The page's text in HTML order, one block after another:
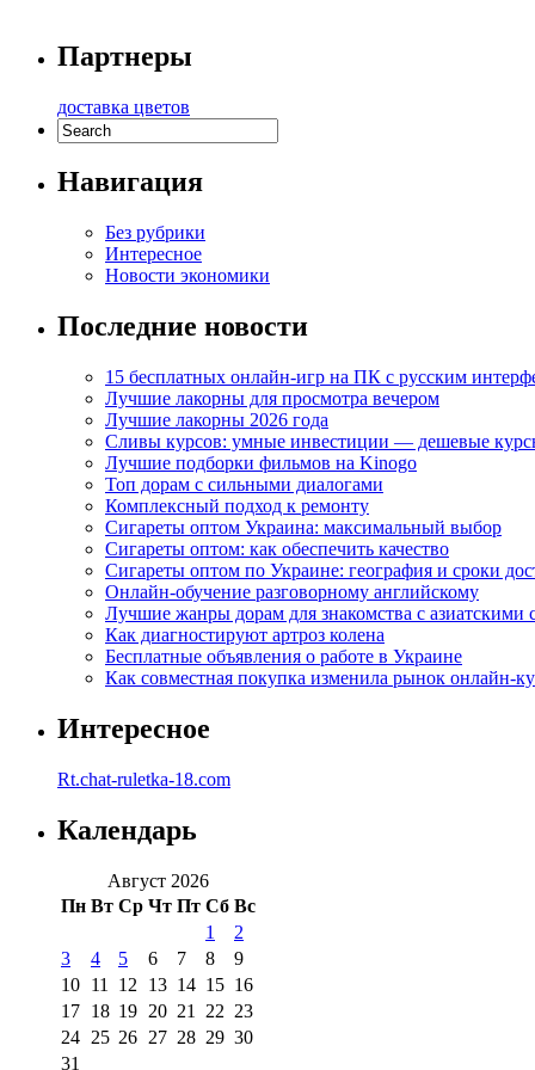
Партнеры
доставка цветов
Навигация
Без рубрики
Интересное
Новости экономики
Последние новости
15 бесплатных онлайн-игр на ПК с русским
Лучшие лакорны для просмотра вечером
Лучшие лакорны 2026 года
Сливы курсов: умные инвестиции — дешевые
Лучшие подборки фильмов на Kinogo
Топ дорам с сильными диалогами
Комплексный подход к ремонту
Сигареты оптом Украина: максимальный выбор
Сигареты оптом: как обеспечить качество
Сигареты оптом по Украине: география и сроки
Онлайн-обучение разговорному английскому
Лучшие жанры дорам для знакомства с азиатскими
Как диагностируют артроз колена
Бесплатные объявления о работе в Украине
Как совместная покупка изменила рынок онлайн-
Интересное
Rt.chat-ruletka-18.com
Календарь
Август 2026
Пн Вт Ср Чт Пт Сб Вс
1
2
3
4 5 6 7 8
9
10 11 12 13 14 15 16
17 18 19 20 21 22 23
24 25 26 27 28 29 30
31